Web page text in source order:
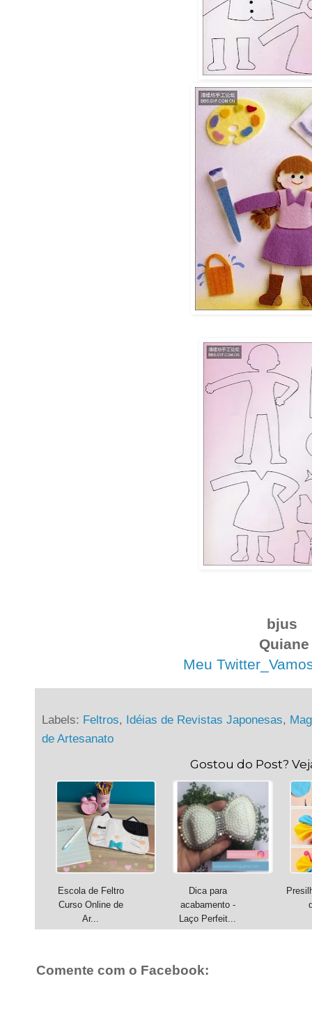
bjus
Quiane
Meu
Labels: Feltros, Idéias de Revistas Japonesas,
de Artesanato
Gostou do Post?
Escola de Feltro
Curso Online de
Ar...
Dica para
acabamento -
Laço Perfeit...
Comente com o Facebook: